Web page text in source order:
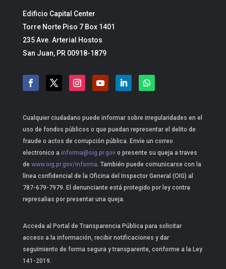
Edificio Capital Center
Torre Norte Piso 7 Box 1401
235 Ave. Arterial Hostos
San Juan, PR 00918-1879
Cualquier ciudadano puede informar sobre irregularidades en el
uso de fondos públicos o que puedan representar el delito de
fraude o actos de corrupción pública. Envíe un correo
electronico a informa@oig.pr.govo presente su queja a traves
dewww.oig.pr.gov/informa. También puede comunicarse con la
línea confidencial de la Oficina del Inspector General (OIG) al
787-679-7979. El denunciante está protegido por ley contra
represalias por presentar una queja.
Acceda al Portal de Transparencia Pública para solicitar
acceso a la información, recibir notificaciones y dar
seguimiento de forma segura y transparente, conforme a la Ley
141-2019.